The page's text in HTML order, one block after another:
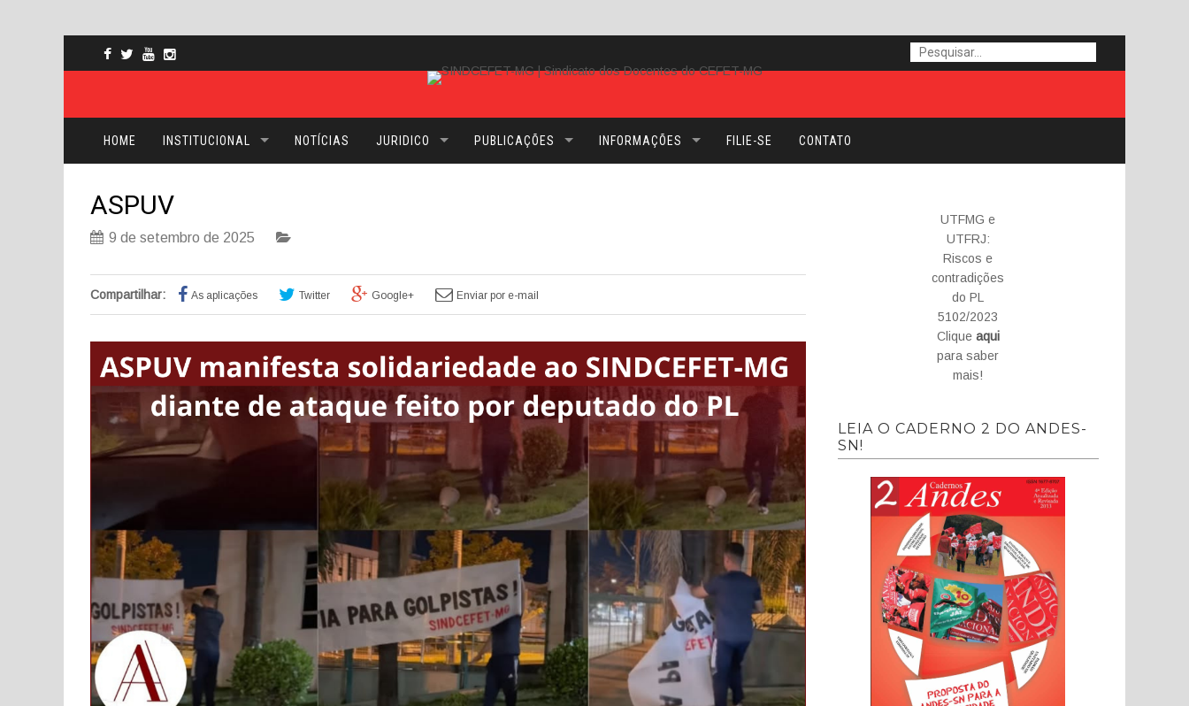
HOME INSTITUCIONAL NOTÍCIAS JURIDICO PUBLICAÇÕES INFORMAÇÕES FILIE-SE CONTATO
ASPUV
9 de setembro de 2025
Compartilhar: As aplicações Twitter Google+ Enviar por e-mail
UTFMG e
UTFRJ:
Riscos e
contradições
do PL
5102/2023
Clique aqui
para saber
mais!
LEIA O CADERNO 2 DO ANDES-
SN!